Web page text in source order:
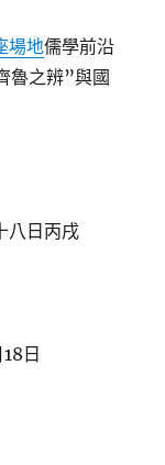
場地儒學前沿
魯之辨”與國
八日丙戌
日